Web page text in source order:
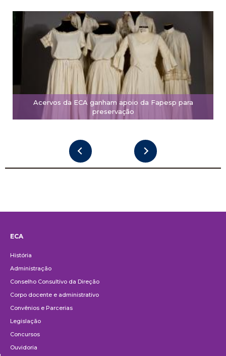
Acervos da ECA ganham apoio da Fapesp para
preservação
ECA
História
Administração
Conselho Consultivo da Direção
Corpo docente e administrativo
Convênios e Parcerias
Legislação
Concursos
Ouvidoria